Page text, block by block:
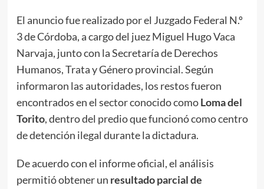
El anuncio fue realizado por el Juzgado Federal N.º
3 de Córdoba, a cargo del juez Miguel Hugo Vaca
Narvaja, junto con la Secretaría de Derechos
Humanos, Trata y Género provincial. Según
informaron las autoridades, los restos fueron
encontrados en el sector conocido comoLoma del
Torito, dentro del predio que funcionó como centro
de detención ilegal durante la dictadura.
De acuerdo con el informe oficial, el análisis
permitió obtener un resultado parcial de